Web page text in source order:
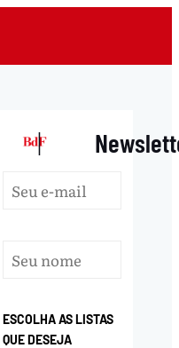
|
ESCOLHA AS LISTAS
QUE DESEJA